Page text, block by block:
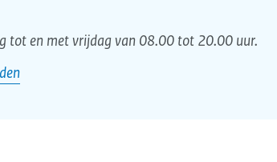
tot en met vrijdag van 08.00 tot 20.00 uur.